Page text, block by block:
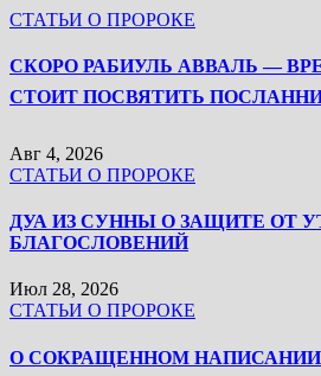
СТАТЬИ О ПРОРОКЕ
СКОРО РАБИУЛЬ АВВАЛЬ —
Авг 4, 2026
СТАТЬИ О ПРОРОКЕ
ДУА ИЗ СУННЫ О ЗАЩИТЕ ОТ
БЛАГОСЛОВЕНИЙ
Июл 28, 2026
СТАТЬИ О ПРОРОКЕ
О СОКРАЩЕННОМ НАПИСАНИИ